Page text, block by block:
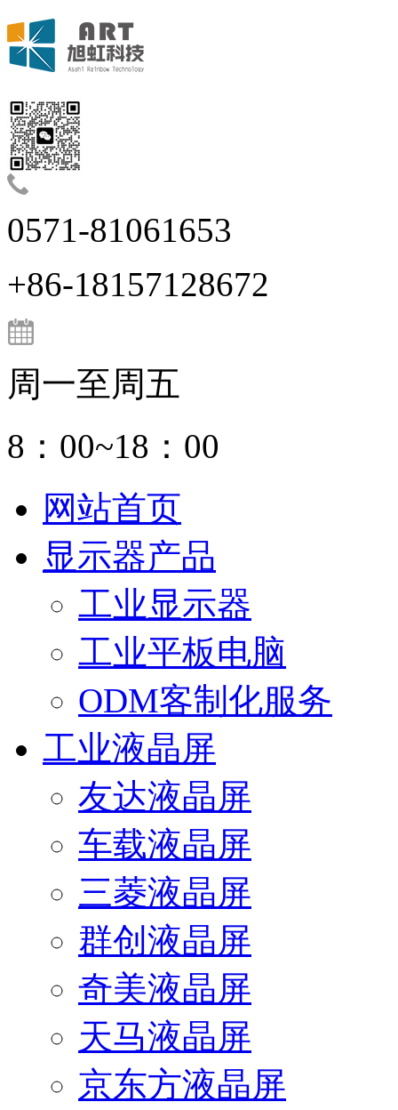
0571-81061653
+86-18157128672
周一至周五
8：00~18：00
网站首页
显示器产品
工业显示器
工业平板电脑
ODM客制化服务
工业液晶屏
友达液晶屏
车载液晶屏
三菱液晶屏
群创液晶屏
奇美液晶屏
天马液晶屏
京东方液晶屏